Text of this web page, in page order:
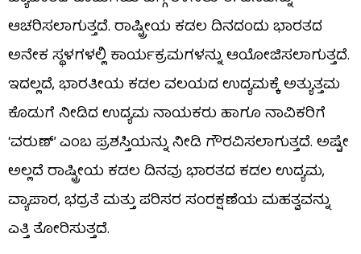
ಆಚರಿಸಲಾಗುತ್ತದೆ. ರಾಷ್ಟ್ರೀಯ ಕಡಲ ದಿನದಂದು ಭಾರತದ
ಅನೇಕ ಸ್ಥಳಗಳಲ್ಲಿ ಕಾರ್ಯಕ್ರಮಗಳನ್ನು ಆಯೋಜಿಸಲಾಗುತ್ತದೆ.
ಇದಲ್ಲದೆ, ಭಾರತೀಯ ಕಡಲ ವಲಯದ ಉದ್ಯಮಕ್ಕೆ ಅತ್ಯುತ್ತಮ
ಕೊಡುಗೆ ನೀಡಿದ ಉದ್ಯಮ ನಾಯಕರು ಹಾಗೂ ನಾವಿಕರಿಗೆ
‘ವರುಣ್’ ಎಂಬ ಪ್ರಶಸ್ತಿಯನ್ನು ನೀಡಿ ಗೌರವಿಸಲಾಗುತ್ತದೆ. ಅಷ್ಟೇ
ಅಲ್ಲದೆ ರಾಷ್ಟ್ರೀಯ ಕಡಲ ದಿನವು ಭಾರತದ ಕಡಲ ಉದ್ಯಮ,
ವ್ಯಾಪಾರ, ಭದ್ರತೆ ಮತ್ತು ಪರಿಸರ ಸಂರಕ್ಷಣೆಯ ಮಹತ್ವವನ್ನು
ಎತ್ತಿ ತೋರಿಸುತ್ತದೆ.